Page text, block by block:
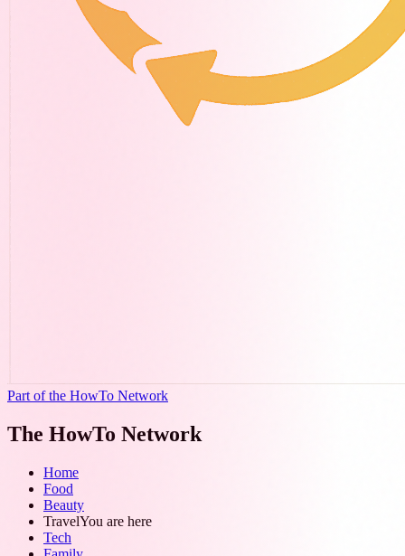
Part of the HowTo Network
The HowTo Network
Home
Food
Beauty
TravelYou are here
Tech